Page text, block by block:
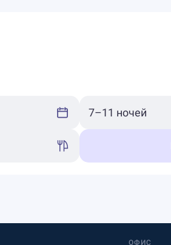
ОФИС